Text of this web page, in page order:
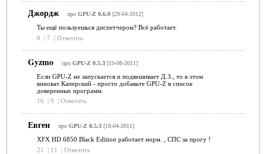
Джордж про GPU-Z 0.6.0[29-04-2012]
Ты ещё пользуешься диспетчером? Всё работает.
8
| 7 | Ответить
Gyzmo про GPU-Z 0.5.3[19-08-2011]
Если GPU-Z не запускается и подвешивает Д.З., то в этом
виноват Каперский - просто добавьте GPU-Z в список
доверенных программ.
16
| 9 | Ответить
Евген про GPU-Z 0.5.3[18-04-2011]
XFX HD 6850 Black Edition работает норм. , СПС за прогу !
21
| 11 | Ответить